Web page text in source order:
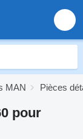
MAN Pièces
pour